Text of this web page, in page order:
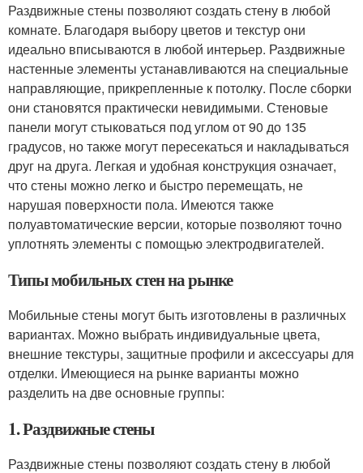
Раздвижные стены позволяют создать стену в любой
комнате. Благодаря выбору цветов и текстур они
идеально вписываются в любой интерьер. Раздвижные
настенные элементы устанавливаются на специальные
направляющие, прикрепленные к потолку. После сборки
они становятся практически невидимыми. Стеновые
панели могут стыковаться под углом от 90 до 135
градусов, но также могут пересекаться и накладываться
друг на друга. Легкая и удобная конструкция означает,
что стены можно легко и быстро перемещать, не
нарушая поверхности пола. Имеются также
полуавтоматические версии, которые позволяют точно
уплотнять элементы с помощью электродвигателей.
Типы мобильных стен на рынке
Мобильные стены могут быть изготовлены в различных
вариантах. Можно выбрать индивидуальные цвета,
внешние текстуры, защитные профили и аксессуары для
отделки. Имеющиеся на рынке варианты можно
разделить на две основные группы:
1. Раздвижные стены
Раздвижные стены позволяют создать стену в любой